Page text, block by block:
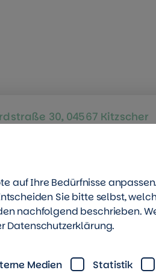
30, 04567 Kitzscher
Zimmer
3 59,77
Details
auf Ihre Bedürfnisse
Sie bitte selbst,
nachfolgend beschrieben.
Datenschutzerklärung.
Medien Statistik